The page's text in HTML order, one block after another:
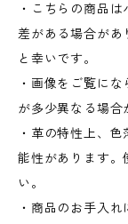
・こちらの商品
差がある場合があ
と幸いです。
・画像をご覧に
が多少異なる場合
・革の特性上、
能性があります。
い。
・商品のお手入